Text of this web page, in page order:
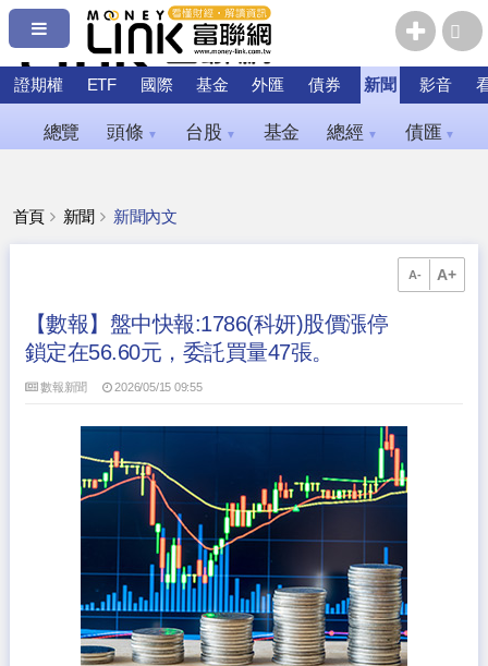
證期權 ETF 國際 基金 外匯 債券 新聞 影音
總覽 頭條 ▼ 台股 ▼ 基金 總經 ▼ 債匯 ▼
首頁 新聞 新聞內文
A- A+
【數報】盤中快報:1786(科妍)股價漲停
鎖定在56.60元，委託買量47張。
數報新聞 2026/05/15 09:55